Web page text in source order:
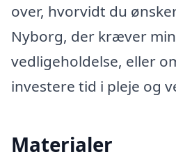
over, hvorvidt du
Nyborg, der kræver
vedligeholdelse, eller
investere tid i pleje og
Materialer